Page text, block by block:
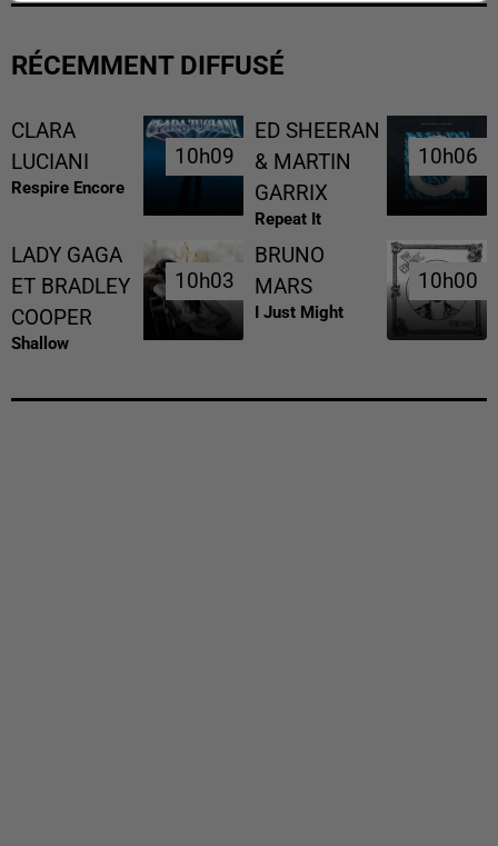
RÉCEMMENT DIFFUSÉ
CLARA
LUCIANI
Respire Encore
10h09
10h09
ED SHEERAN
& MARTIN
GARRIX
Repeat It
10h06
10h06
LADY GAGA
ET BRADLEY
COOPER
Shallow
10h03
10h03
BRUNO
MARS
I Just Might
10h00
10h00